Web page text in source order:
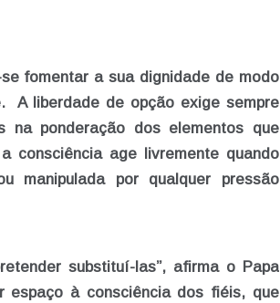
fomentar a sua dignidade de modo
A liberdade de opção exige sempre
na ponderação dos elementos que
consciência age livremente quando
manipulada por qualquer pressão
substituí-las”, afirma o Papa
espaço à consciência dos fiéis, que